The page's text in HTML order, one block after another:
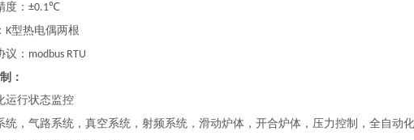
度： ±0.1℃
K型热电偶两根
议： modbus RTU
：
运行状态监控
统，气路系统，真空系统，射频系统，滑动炉体，开合炉体，压力控制，全自动